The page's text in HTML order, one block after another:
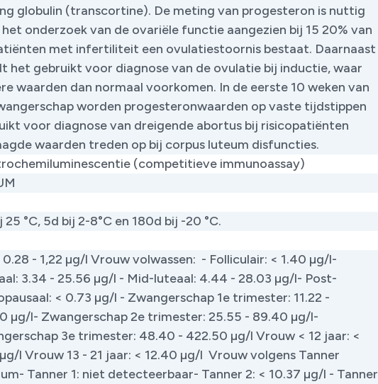
globulin (transcortine). De meting van progesteron is nuttig
onderzoek van de ovariële functie aangezien bij 15 20% van
met infertiliteit een ovulatiestoornis bestaat. Daarnaast
het gebruikt voor diagnose van de ovulatie bij inductie, waar
waarden dan normaal voorkomen. In de eerste 10 weken van
worden progesteronwaarden op vaste tijdstippen
voor diagnose van dreigende abortus bij risicopatiënten
waarden treden op bij corpus luteum disfuncties.
(competitieve immunoassay)
25 °C, 5d bij 2-8°C en 180d bij -20 °C.
0.28 - 1,22 µg/l Vrouw volwassen: - Folliculair: < 1.40 µg/l-
3.34 - 25.56 µg/l - Mid-luteaal: 4.44 - 28.03 µg/l- Post-
< 0.73 µg/l - Zwangerschap 1e trimester: 11.22 -
µg/l- Zwangerschap 2e trimester: 25.55 - 89.40 µg/l-
3e trimester: 48.40 - 422.50 µg/l Vrouw < 12 jaar: <
l Vrouw 13 - 21 jaar: < 12.40 µg/l Vrouw volgens Tanner
Tanner 1: niet detecteerbaar- Tanner 2: < 10.37 µg/l - Tanner